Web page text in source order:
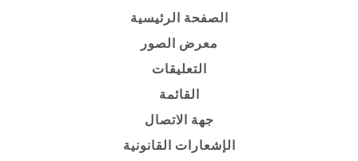
الصفحة الرئيسية
معرض الصور
التعليقات
القائمة
جهة الاتصال
الإشعارات القانونية